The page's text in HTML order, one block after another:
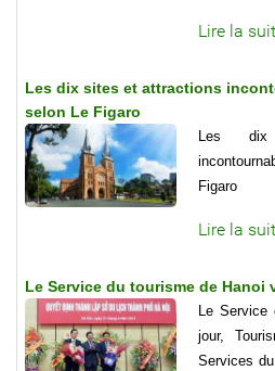
Lire la
Les dix sites et attractions
selon Le Figaro
Les
Figaro
Lire la
Le Service du tourisme de Hanoi
Le Service
jour,
Services